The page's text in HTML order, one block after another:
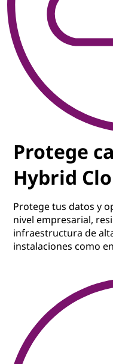
Protege
Hybrid
Protege tus datos y
nivel empresarial,
infraestructura de
instalaciones como